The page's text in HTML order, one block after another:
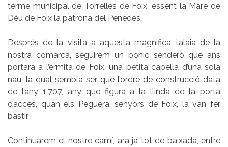
terme municipal de Torrelles de Foix, essent la Mare de
Déu de Foix la patrona del Penedès.
Després de la visita a aquesta magnifica talaia de la
nostra comarca, seguirem un bonic senderó que ans
portarà a l’ermita de Foix, una petita capella d’una sola
nau, la qual sembla ser que l’ordre de construcció data
de l’any 1.707, any que figura a la llinda de la porta
d’accés, quan els Peguera, senyors de Foix, la van fer
bastir.
Continuarem el nostre camí, ara ja tot de baixada, entre